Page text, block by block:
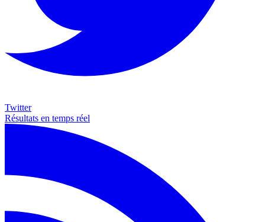
Twitter
Résultats en temps réel